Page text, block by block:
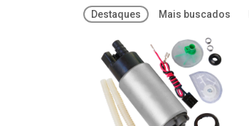
Destaques Mais buscados